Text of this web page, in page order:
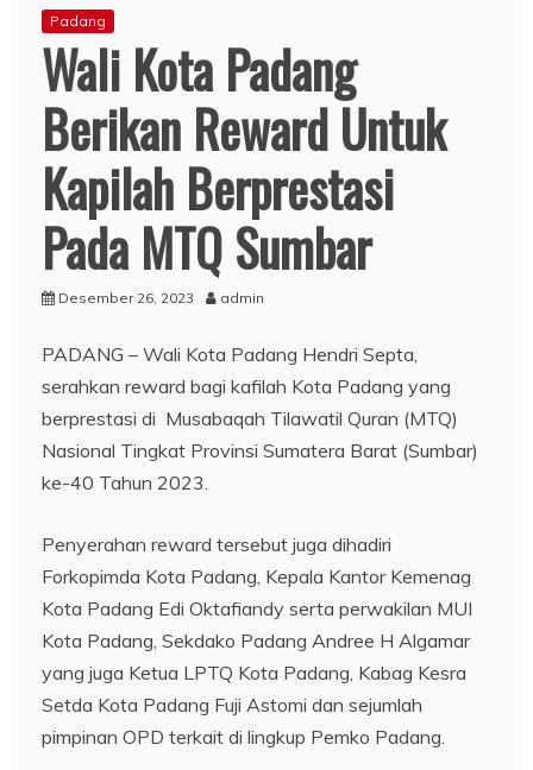
Padang
Wali Kota Padang
Berikan Reward Untuk
Kapilah Berprestasi
Pada MTQ Sumbar
Desember 26, 2023 admin
PADANG – Wali Kota Padang Hendri Septa,
serahkan reward bagi kafilah Kota Padang yang
berprestasi di Musabaqah Tilawatil Quran (MTQ)
Nasional Tingkat Provinsi Sumatera Barat (Sumbar)
ke-40 Tahun 2023.
Penyerahan reward tersebut juga dihadiri
Forkopimda Kota Padang, Kepala Kantor Kemenag
Kota Padang Edi Oktafiandy serta perwakilan MUI
Kota Padang, Sekdako Padang Andree H Algamar
yang juga Ketua LPTQ Kota Padang, Kabag Kesra
Setda Kota Padang Fuji Astomi dan sejumlah
pimpinan OPD terkait di lingkup Pemko Padang.